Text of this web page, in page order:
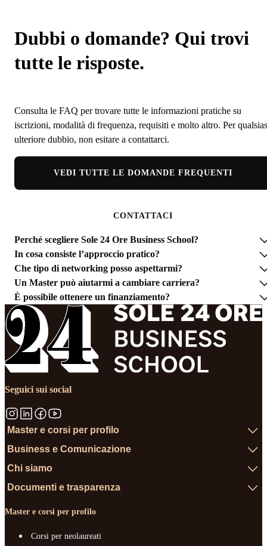
Dubbi o domande? Qui trovi
tutte le risposte.
Consulta le FAQ per trovare tutte le informazioni pratiche su
iscrizioni, modalità di frequenza, requisiti e molto altro. Per
ulteriore dubbio, non esitare a contattarci.
VEDI TUTTE LE DOMANDE FREQUENTI
CONTATTACI
Perché scegliere Sole 24 Ore Business School?
In cosa consiste l’approccio pratico?
Che tipo di networking posso aspettarmi?
Un Master può aiutarmi a cambiare carriera?
È possibile ottenere un finanziamento?
Seguici sui social
Master e corsi per profilo
Business e Comunicazione
Chi siamo
Documenti e trasparenza
Master e corsi per profilo
Corsi per neolaureati